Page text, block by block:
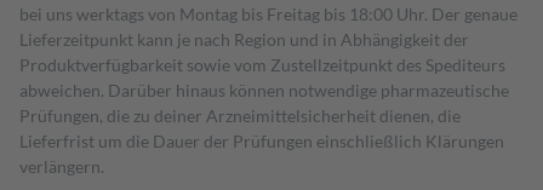
bei uns werktags von Montag bis Freitag bis 18:00 Uhr. Der genaue
Lieferzeitpunkt kann je nach Region und in Abhängigkeit der
Produktverfügbarkeit sowie vom Zustellzeitpunkt des Spediteurs
abweichen. Darüber hinaus können notwendige pharmazeutische
Prüfungen, die zu deiner Arzneimittelsicherheit dienen, die
Lieferfrist um die Dauer der Prüfungen einschließlich Klärungen
verlängern.